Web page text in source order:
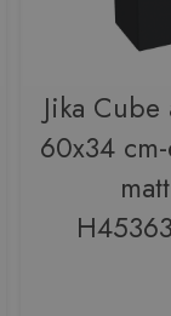
Jika Cube
60x34